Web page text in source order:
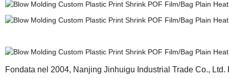
Fondata nel 2004, Nanjing Jinhuigu Industrial Trade Co.,